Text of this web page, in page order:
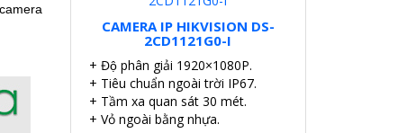
CAMERA IP HIKVISION DS-
2CD1121G0-I
+ Độ phân giải 1920×1080P.
+ Tiêu chuẩn ngoài trời IP67.
+ Tầm xa quan sát 30 mét.
+ Vỏ ngoài bằng nhựa.